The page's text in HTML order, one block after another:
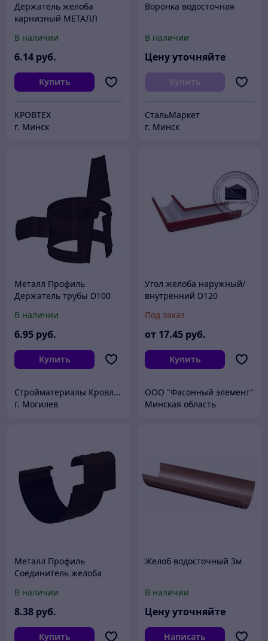
Держатель желоба
карнизный МЕТАЛЛ
D125х132 (Коричневый
,Белый)
В наличии
6.14 руб.
Купить
КРОВТЕХ
г. Минск
Воронка водосточная
В наличии
Цену уточняйте
Купить
СтальМаркет
г. Минск
Металл Профиль
Держатель трубы D100
0.6)
В наличии
6.95 руб.
Купить
Стройматериалы Кровля Фасады Сайдинг
г. Могилев
Угол желоба наружный/
внутренний D120
Под заказ
от 17.45 руб.
Купить
ООО "Фасонный элемент"
Минская область
Металл Профиль
Соединитель желоба
В наличии
8.38 руб.
Купить
Желоб водосточный 3м
В наличии
Цену уточняйте
Написать